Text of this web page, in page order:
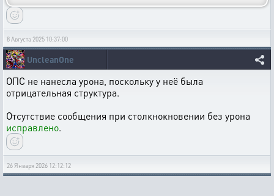
8 Августа 2025 10:37:00
UncleanOne
ОПС не нанесла урона, поскольку у неё была
отрицательная структура.
Отсутствие сообщения при столкнокновении без урона
исправлено.
26 Января 2026 12:12:12